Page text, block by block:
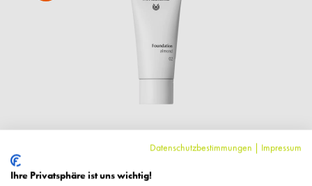
Foundation 02 almond 30 ml
Datenschutzbestimmungen | Impressum
Ihre Privatsphäre ist uns wichtig!